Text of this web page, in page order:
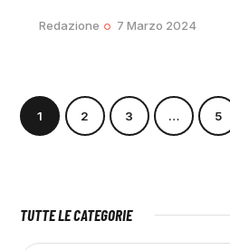
Redazione 7 Marzo 2024
1 2 3 … 5
>
TUTTE LE CATEGORIE